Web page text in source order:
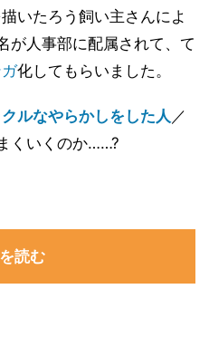
描いたろう飼い主さんによ
が人事部に配属されて、て
化してもらいました。
クルなやらかしをした人 ／
くいくのか……?
読む